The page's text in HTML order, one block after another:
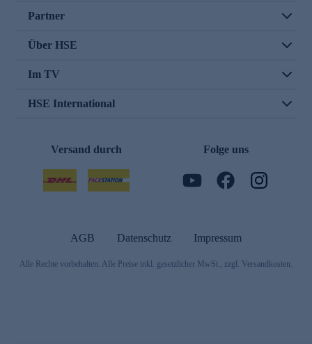
Partner
Über HSE
Im TV
HSE International
Versand durch Folge uns
AGB Datenschutz Impressum
Alle Rechte vorbehalten. Alle Preise inkl. gesetzlicher MwSt., zzgl. Versandkosten.